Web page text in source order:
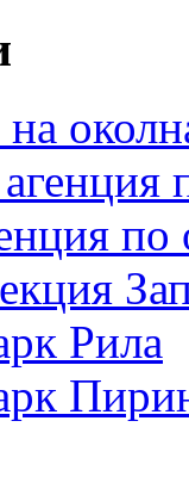
по
Рила